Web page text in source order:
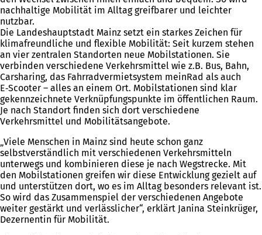
nachhaltige Mobilität im Alltag greifbarer und leichter
nutzbar.
Die Landeshauptstadt Mainz setzt ein starkes Zeichen für
klimafreundliche und flexible Mobilität: Seit kurzem stehen
an vier zentralen Standorten neue Mobilstationen. Sie
verbinden verschiedene Verkehrsmittel wie z.B. Bus, Bahn,
Carsharing, das Fahrradvermietsystem meinRad als auch
E‑Scooter – alles an einem Ort. Mobilstationen sind klar
gekennzeichnete Verknüpfungspunkte im öffentlichen Raum.
Je nach Standort finden sich dort verschiedene
Verkehrsmittel und Mobilitätsangebote.
„Viele Menschen in Mainz sind heute schon ganz
selbstverständlich mit verschiedenen Verkehrsmitteln
unterwegs und kombinieren diese je nach Wegstrecke. Mit
den Mobilstationen greifen wir diese Entwicklung gezielt auf
und unterstützen dort, wo es im Alltag besonders relevant ist.
So wird das Zusammenspiel der verschiedenen Angebote
weiter gestärkt und verlässlicher“, erklärt Janina Steinkrüger,
Dezernentin für Mobilität.